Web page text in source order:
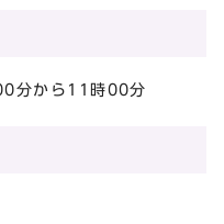
分から11時00分